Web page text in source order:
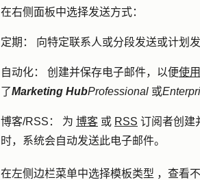
在右侧面板中选择发送方式：
定期： 向特定联系人或分段发送或计划发
自动化： 创建并保存电子邮件，以便使
了Marketing HubProfessional 或
博客/RSS： 为 博客 或 RSS 订阅者创建
时，系统会自动发送此电子邮件。
在左侧边栏菜单中选择模板类型 ，查看